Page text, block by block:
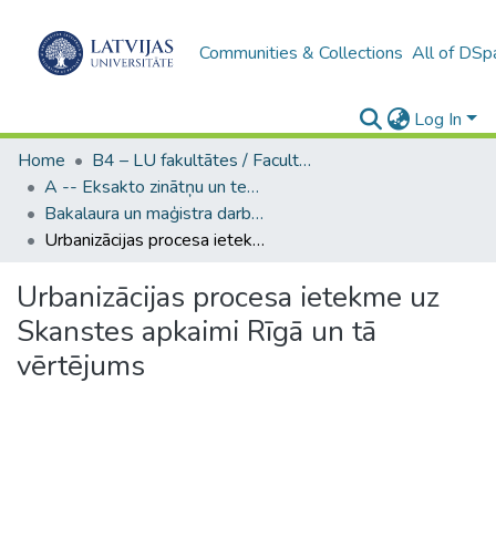
Communities & Collections All of
Log In
Home
B4 – LU fakultātes / Faculties of the UL
A -- Eksakto zinātņu un tehnoloģiju fakultāte / Faculty of Science and Technology
Bakalaura un maģistra darbi (EZTF) / Bachelor's and Master's theses
Urbanizācijas procesa ietekme uz Skanstes apkaimi Rīgā un tā vērtējums
Urbanizācijas procesa ietekme uz
Skanstes apkaimi Rīgā un tā
vērtējums